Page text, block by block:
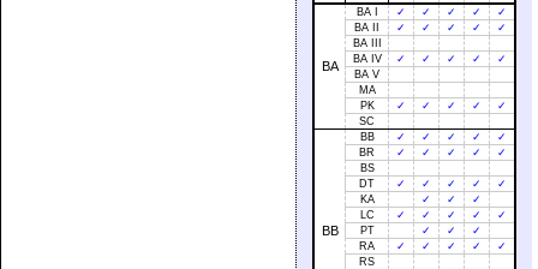
BA
BA I ✓ ✓ ✓ ✓
✓
BA II
✓ ✓ ✓ ✓
✓
BA III
BA IV
✓ ✓ ✓ ✓
✓
BA V
MA
PK
✓ ✓ ✓ ✓
✓
SC
BB
BB ✓ ✓ ✓ ✓
✓
BR
✓ ✓ ✓ ✓
✓
BS
DT
✓ ✓ ✓ ✓
✓
KA
✓ ✓
✓
LC
✓ ✓ ✓ ✓
✓
PT
✓ ✓
✓
RA
✓ ✓ ✓ ✓
✓
RS